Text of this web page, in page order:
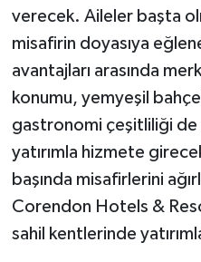
verecek. Aileler başta
misafirin doyasıya
avantajları arasında
konumu, yemyeşil
gastronomi çeşitliliği de
yatırımla hizmete
başında misafirlerini
Corendon Hotels &
sahil kentlerinde